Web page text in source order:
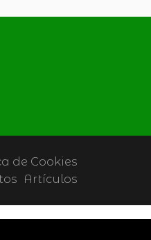
de Cookies
Artículos